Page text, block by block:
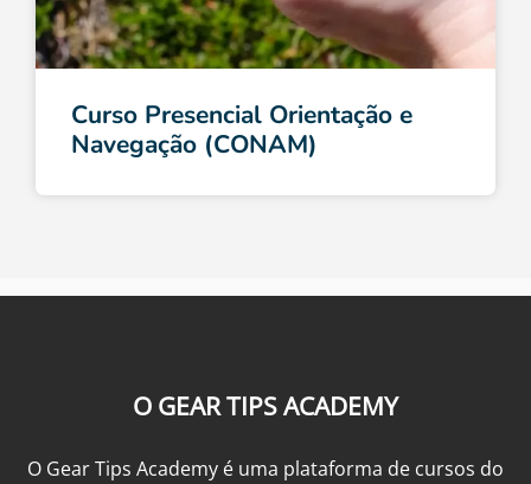
Curso Presencial Orientação e
Navegação (CONAM)
O GEAR TIPS ACADEMY
O Gear Tips Academy é uma plataforma de cursos do